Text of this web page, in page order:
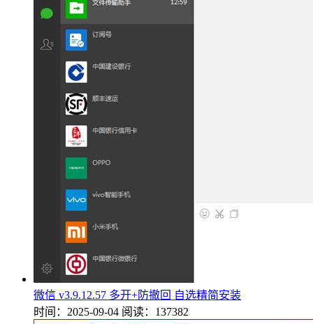
微信 v3.9.12.57 多开+防撤回 自选精简安装
时间：2025-09-04 阅读：137382